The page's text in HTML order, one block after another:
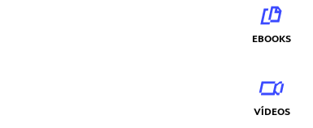
EBOOKS
VÍDEOS